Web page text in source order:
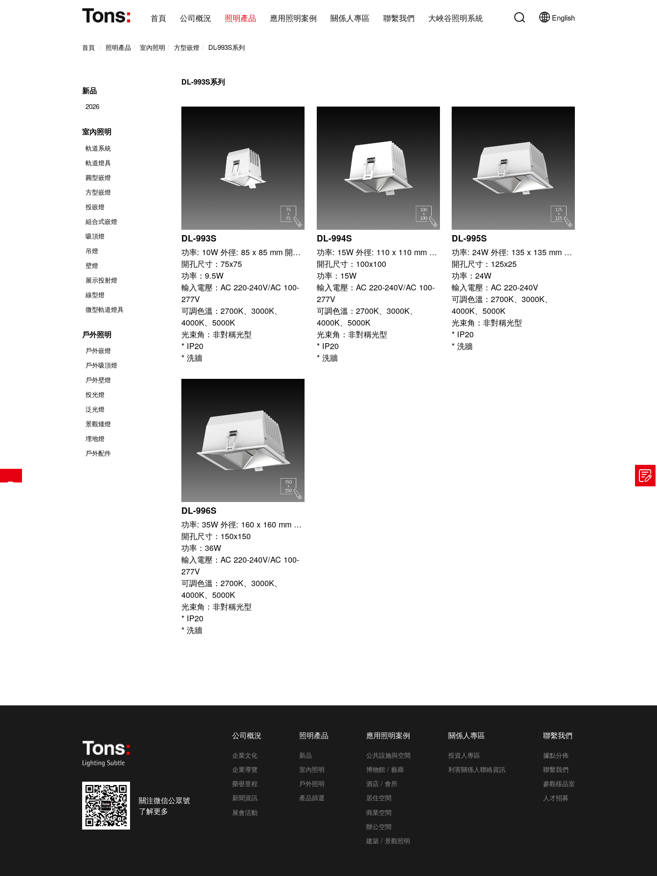
首頁 公司概況 照明產品 應用照明案例 關係人專區 聯繫我們 大峽谷照明系統 English
首頁 照明產品 室內照明 方型嵌燈 DL-993S系列
新品
2026
室內照明
軌道系統
軌道燈具
圓型嵌燈
方型嵌燈
投嵌燈
組合式嵌燈
吸頂燈
吊燈
壁燈
展示投射燈
線型燈
微型軌道燈具
戶外照明
戶外嵌燈
戶外吸頂燈
戶外壁燈
投光燈
泛光燈
景觀矮燈
埋地燈
戶外配件
DL-993S系列
DL-993S
功率: 10W 外徑: 85 x 85 mm 開孔: 75 x 75 mm
開孔尺寸：75x75
功率：9.5W
輸入電壓：AC 220-240V/AC 100-
277V
可調色溫：2700K、3000K、
4000K、5000K
光束角：非對稱光型
* IP20
* 洗牆
DL-994S
功率: 15W 外徑: 110 x 110 mm 開孔: 100 x 100 mm
開孔尺寸：100x100
功率：15W
輸入電壓：AC 220-240V/AC 100-
277V
可調色溫：2700K、3000K、
4000K、5000K
光束角：非對稱光型
* IP20
* 洗牆
DL-995S
功率: 24W 外徑: 135 x 135 mm 開孔: 125 x 125 mm
開孔尺寸：125x25
功率：24W
輸入電壓：AC 220-240V
可調色溫：2700K、3000K、
4000K、5000K
光束角：非對稱光型
* IP20
* 洗牆
DL-996S
功率: 35W 外徑: 160 x 160 mm 開孔: 150 x 150 mm
開孔尺寸：150x150
功率：36W
輸入電壓：AC 220-240V/AC 100-
277V
可調色溫：2700K、3000K、
4000K、5000K
光束角：非對稱光型
* IP20
* 洗牆
關注微信公眾號
了解更多
公司概況
企業文化
企業導覽
榮譽里程
新聞資訊
展會活動
照明產品
新品
室內照明
戶外照明
產品篩選
應用照明案例
公共設施與空間
博物館 / 藝廊
酒店 / 會所
居住空間
商業空間
辦公空間
建築 / 景觀照明
關係人專區
投資人專區
利害關係人聯絡資訊
聯繫我們
據點分佈
聯繫我們
參觀樣品室
人才招募